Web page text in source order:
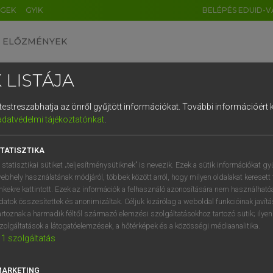
GYIK BELÉPÉS EDUID-
ELŐZMÉNYEK
egyetemes nagyszótár
VAN ELŐFIZETÉSED?
megtekintéséhez.
LISTÁJA
az önről gyűjtött információkat. További információért
tájékoztatónkat.
statisztikai sütiket „teljesítménysütiknek” is nevezik. Ezek a sütik információkat
használatának módjáról, többek között arról, hogy milyen oldalakat keresett
kattintott. Ezek az információk a felhasználó azonosítására nem
összesítettek és anonimizáltak. Céljuk kizárólag a weboldal funkcióinak
a harmadik féltől származó elemzési szolgáltatásokhoz tartozó sütik;
a látogatóelemzések, a hőtérképek és a közösségi médiaanalitika.
1 szolgáltatás
DE CN FR ES IT NL
1 2 3 4 5 6 7 8 9
q w e r t z u i
a s d f g h j k l é
í y x c v b n m , .